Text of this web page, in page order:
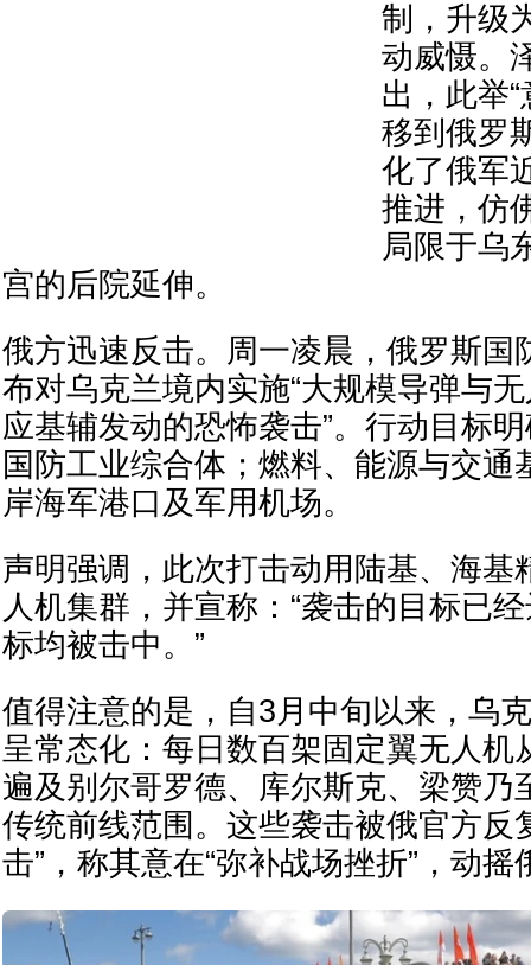
制，升级
动威慑。
出，此举
移到俄罗
化了俄军
推进，仿
局限于乌
宫的后院延伸。
俄方迅速反击。周一凌晨，俄罗斯国
布对乌克兰境内实施“大规模导弹与无
应基辅发动的恐怖袭击”。行动目标
国防工业综合体；燃料、能源与交通
岸海军港口及军用机场。
声明强调，此次打击动用陆基、海基
人机集群，并宣称：“袭击的目标已
标均被击中。”
值得注意的是，自3月中旬以来，乌
呈常态化：每日数百架固定翼无人机
遍及别尔哥罗德、库尔斯克、梁赞乃
传统前线范围。这些袭击被俄官方反
击”，称其意在“弥补战场挫折”，动摇